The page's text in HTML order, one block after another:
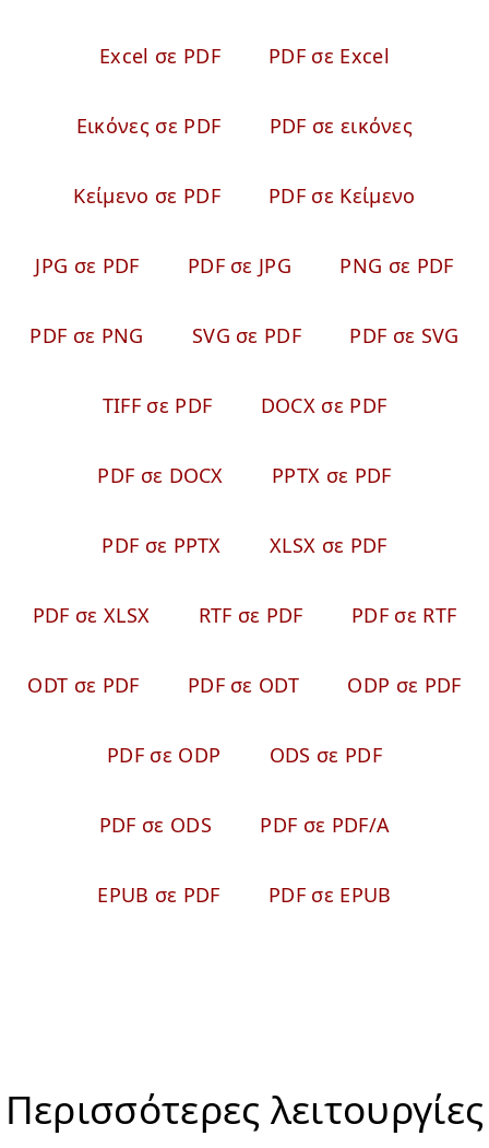
Excel σε PDF PDF σε Excel
Εικόνες σε PDF PDF σε εικόνες
Κείμενο σε PDF PDF σε Κείμενο
JPG σε PDF PDF σε JPG PNG σε PDF
PDF σε PNG SVG σε PDF PDF σε SVG
TIFF σε PDF DOCX σε PDF
PDF σε DOCX PPTX σε PDF
PDF σε PPTX XLSX σε PDF
PDF σε XLSX RTF σε PDF PDF σε RTF
ODT σε PDF PDF σε ODT ODP σε PDF
PDF σε ODP ODS σε PDF
PDF σε ODS PDF σε PDF/A
EPUB σε PDF PDF σε EPUB
Περισσότερες λειτουργίες